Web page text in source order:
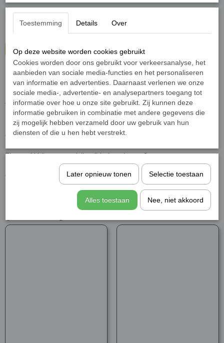
Sepete ekle
Mesih beklentisi içinde olanlar dünyayı nasıl şekillendiriyor?
Kıyamet Bekçileri’ne göre Kutsal Kan İstanbul’a nasıl geldi?
Kehanetlerde Türkiye neden bu kadar önemli?
Türkiye’yi ele geçirme planlarını kehanetlere nasıl dayandırıyorlar?
Şövalyeler ve Papalık Osmanlı üzerinde hangi gizli planları kurdu?
İşbirlikçileri nasıl kullandılar?
Osmanlı’nın ilk masonları kimlerdi?
Finansal kirli oyunun gizli tarihinde neler var?
Rothschild parası Osmanlı topraklarına nasıl geldi?
Osmanlı’yı paylaşma planında Amerika ne kadar etkili oldu?
İstanbul beş yıl boyunca nasıl işgal altında kaldı, neler yaşandı?
İşgalciler, içeride kimlerle anlaştılar?
Toestemming Details Over
Op deze website worden cookies gebruikt
Cookies worden door ons gebruikt voor verkeersanalyse, het
aanbieden van sociale media-functies en het personaliseren
van informatie en advertenties. Daarnaast verlenen we onze
sociale media-, advertentie- en analysepartners toegang tot
informatie over hoe u onze site gebruikt. Zij kunnen deze
informatie gebruiken in combinatie met andere gegevens die
zij mogelijk hebben verzameld door uw gebruik van hun
diensten of die u hen hebt verstrekt.
Later opnieuw tonen Selectie toestaan
Alles toestaan Nee, niet akkoord